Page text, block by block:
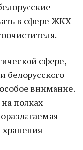
в сфере ЖКХ
сфере,
белорусского
внимание.
полках
хранения